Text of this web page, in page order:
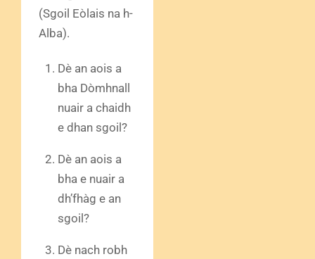
(Sgoil Eòlais na h-
Alba).
Dè an aois a
bha Dòmhnall
nuair a chaidh
e dhan sgoil?
Dè an aois a
bha e nuair a
dh’fhàg e an
sgoil?
Dè nach robh